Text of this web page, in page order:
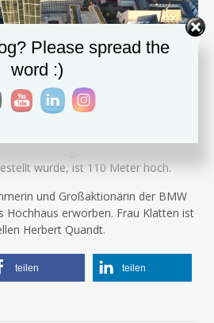
alten Degussa-Gelände am Main
wurde, ist 110 Meter hoch.
und Großaktionärin der BMW
Hochhaus erworben. Frau Klatten ist
Herbert Quandt.
teilen teilen
Please spread the
word :)